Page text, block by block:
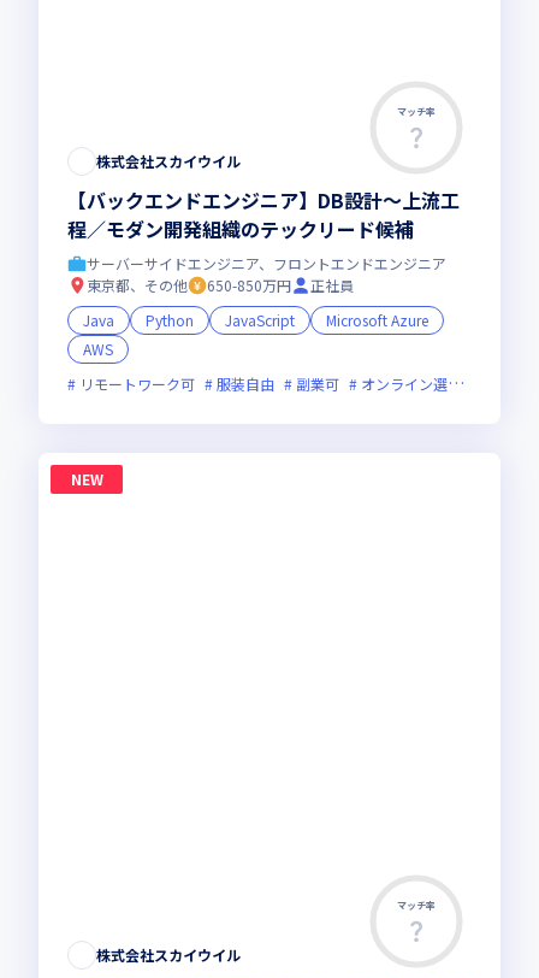
マッチ率
株式会社スカイウイル
【バックエンドエンジニア】DB設計〜上流工
程／モダン開発組織のテックリード候補
サーバーサイドエンジニア、フロントエンドエンジニア
東京都、その他
650-850万円
正社員
Java
Python JavaScript
Microsoft Azure
AWS
リモートワーク可
服装自由 副業可 オンライン選考可
NEW
マッチ率
株式会社スカイウイル